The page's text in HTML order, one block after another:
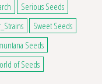
Serious Seeds
Sweet Seeds
Seeds
of Seeds